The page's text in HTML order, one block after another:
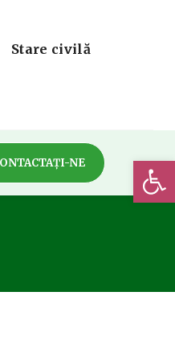
Stare civilă
NE